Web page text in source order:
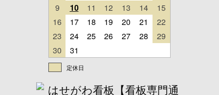
9
10 11 12 13 14
15
16
17 18 19 20 21
22
23
24 25 26 27 28
29
30
31
定休日